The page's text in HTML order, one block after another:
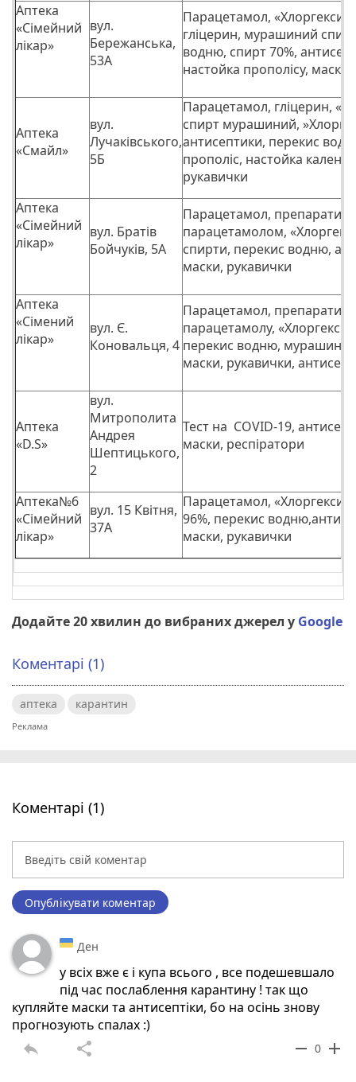
Аптека
«Сімейний
лікар»
вул.
Бережанська,
53А
Парацетамол,
гліцерин, мурашиний
водню, спирт 70%,
настойка прополісу,
Аптека
«Смайл»
вул.
Лучаківського,
5Б
Парацетамол, гліцерин,
спирт мурашиний,
антисептики, перекис
прополіс, настойка
рукавички
Аптека
«Сімейний
лікар»
вул. Братів
Бойчуків, 5А
Парацетамол, препарати з
парацетамолом,
спирти, перекис водню,
маски, рукавички
Аптека
«Сімений
лікар»
вул. Є.
Коновальця, 4
Парацетамол, препарати з
парацетамолу,
перекис водню,
маски, рукавички,
Аптека
«D.S»
вул.
Митрополита
Андрея
Шептицького,
2
Тест на COVID-19,
маски, респіратори
Аптека№6
«Сімейний
лікар»
вул. 15 Квітня,
37А
Парацетамол,
96%, перекис
маски, рукавички
Додайте 20 хвилин до вибраних джерел у Google
Коментарі (1)
аптека карантин
Коментарі (1)
Опублікувати коментар
Ден
у всіх вже є і купа всього , все подешевшало
під час послаблення карантину ! так що
купляйте маски та антисептіки, бо на осінь знову
прогнозують спалах :)
reply share remove 0 add